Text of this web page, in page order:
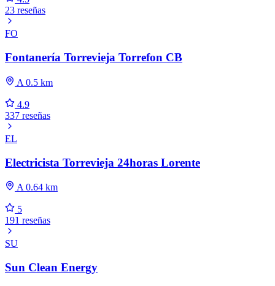
23 reseñas
FO
Fontanería Torrevieja Torrefon CB
A 0.5 km
4.9
337 reseñas
EL
Electricista Torrevieja 24horas Lorente
A 0.64 km
5
191 reseñas
SU
Sun Clean Energy